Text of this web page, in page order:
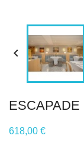

618,00 €